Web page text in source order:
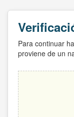
Para continuar
proviene de un